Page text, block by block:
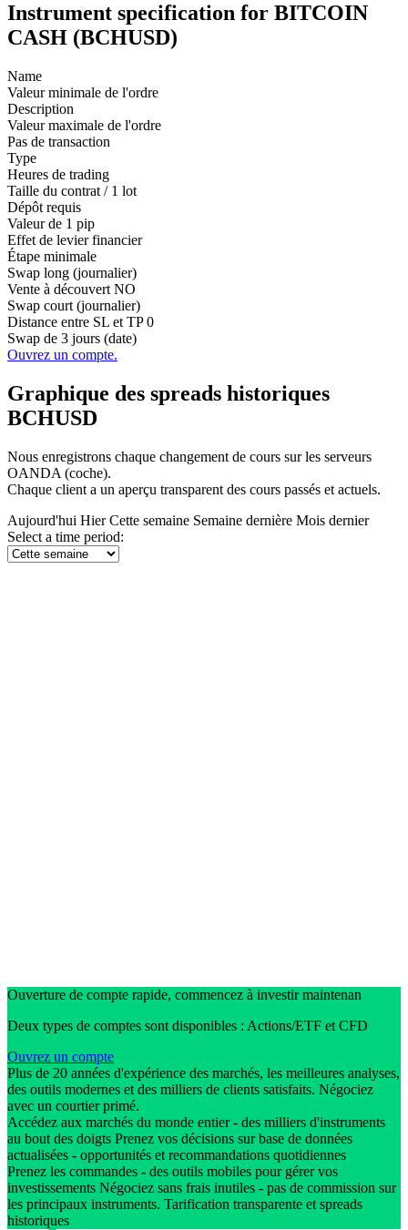
Instrument specification for BITCOIN
CASH (BCHUSD)
Name
Valeur minimale de l'ordre
Description
Valeur maximale de l'ordre
Pas de transaction
Type
Heures de trading
Taille du contrat / 1 lot
Dépôt requis
Valeur de 1 pip
Effet de levier financier
Étape minimale
Swap long (journalier)
Vente à découvert NO
Swap court (journalier)
Distance entre SL et TP 0
Swap de 3 jours (date)
Ouvrez un compte.
Graphique des spreads historiques
BCHUSD
Nous enregistrons chaque changement de cours sur les serveurs
OANDA (coche).
Chaque client a un aperçu transparent des cours passés et actuels.
Aujourd'hui HierCette semaine Semaine dernière Mois dernier
Select a time period:
Ouverture de compte rapide, commencez à investir maintenan
Deux types de comptes sont disponibles : Actions/ETF et CFD
Ouvrez un compte
Plus de 20 années d'expérience des marchés, les meilleures analyses,
des outils modernes et des milliers de clients satisfaits. Négociez
avec un courtier primé.
Accédez aux marchés du monde entier - des milliers d'instruments
au bout des doigts Prenez vos décisions sur base de données
actualisées - opportunités et recommandations quotidiennes
Prenez les commandes - des outils mobiles pour gérer vos
investissements Négociez sans frais inutiles - pas de commission sur
les principaux instruments. Tarification transparente et spreads
historiques